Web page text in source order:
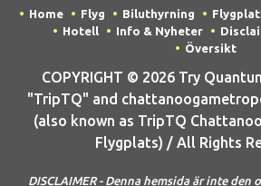
Home Flyg Biluthyrning
Hotell
Info & Nyheter
Översikt
COPYRIGHT © 2026 Try
"TripTQ" and
(also known as TripTQ
Flygplats) / All Rights
DISCLAIMER - Denna hemsida är inte